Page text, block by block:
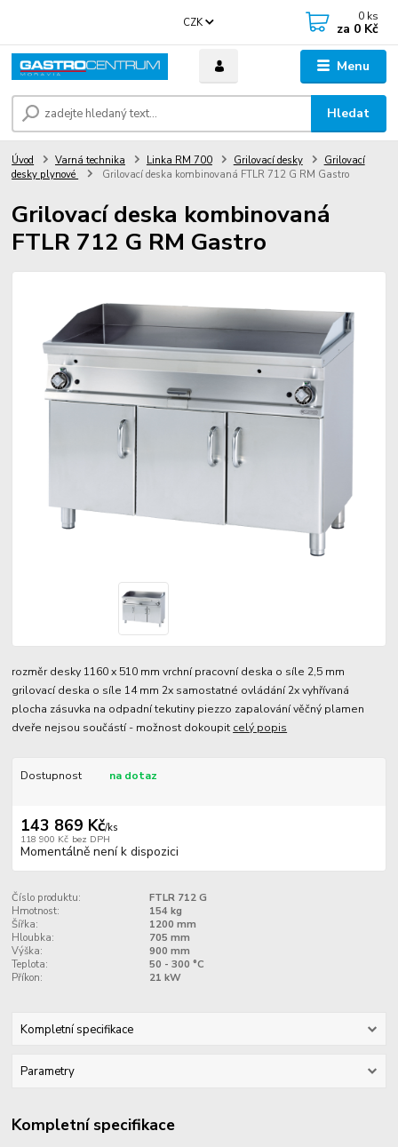
Menu
CZK
Hledat
0 ks
za 0 Kč
Úvod Varná technika Linka RM 700 Grilovací desky
Grilovací
desky plynové
Grilovací deska kombinovaná FTLR 712 G RM Gastro
Grilovací deska kombinovaná
FTLR 712 G RM Gastro
rozměr desky 1160 x 510 mm vrchní pracovní deska o síle 2,5 mm
grilovací deska o síle 14 mm 2x samostatné ovládání 2x vyhřívaná
plocha zásuvka na odpadní tekutiny piezzo zapalování věčný plamen
dveře nejsou součástí - možnost dokoupit celý popis
Dostupnost na dotaz
143 869 Kč/ks
118 900 Kč bez DPH
Momentálně není k dispozici
Číslo produktu:
FTLR 712 G
Hmotnost:
154 kg
Šířka:
1200 mm
Hloubka:
705 mm
Výška:
900 mm
Teplota:
50 - 300 °C
Příkon:
21 kW
Kompletní specifikace
Parametry
Kompletní specifikace